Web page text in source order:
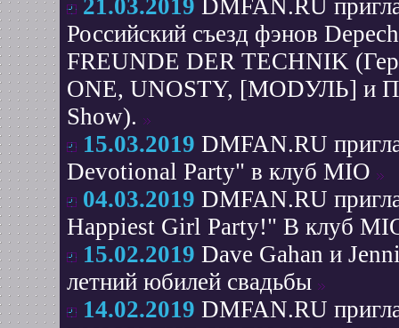
21.03.2019 DMFAN.RU
Российский съезд фэнов
FREUNDE DER TECHNIK
ONE, UNOSTY, [MODУЛЬ] и
Show).
15.03.2019 DMFAN.RU
Devotional Party" в клуб MIO
04.03.2019 DMFAN.RU
Нарpiest Girl Party!" В клуб
15.02.2019 Dave Gahan и
летний юбилей свадьбы
14.02.2019 DMFAN.RU